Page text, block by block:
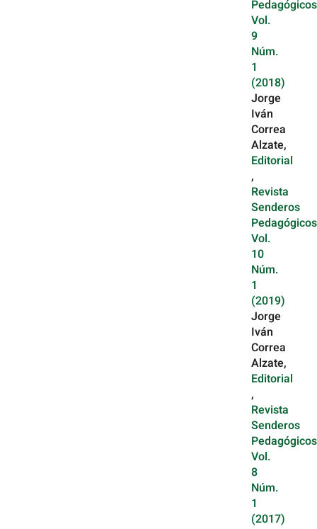
Vol.
9
Núm.
1
(2018)
Jorge
Iván
Correa
Alzate,
Editorial
,
Revista
Senderos
Vol.
10
Núm.
1
(2019)
Jorge
Iván
Correa
Alzate,
Editorial
,
Revista
Senderos
Vol.
8
Núm.
1
(2017)